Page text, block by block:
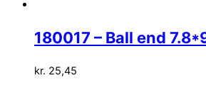
180017 – Ball end
kr. 25,45